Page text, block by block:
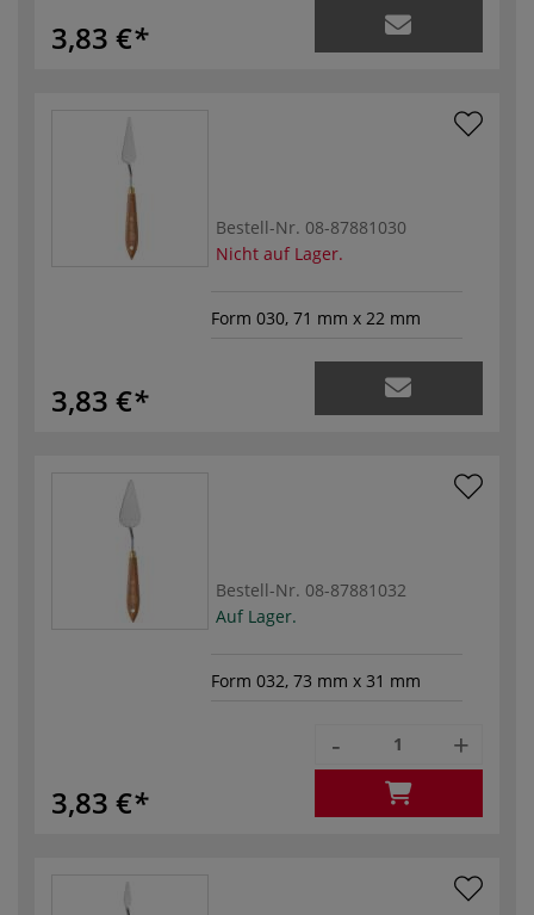
3,83 €
Bestell-Nr. 08-87881030
Nicht auf Lager.
Form 030, 71 mm x 22 mm
3,83 €
Bestell-Nr. 08-87881032
Auf Lager.
Form 032, 73 mm x 31 mm
3,83 €
- +